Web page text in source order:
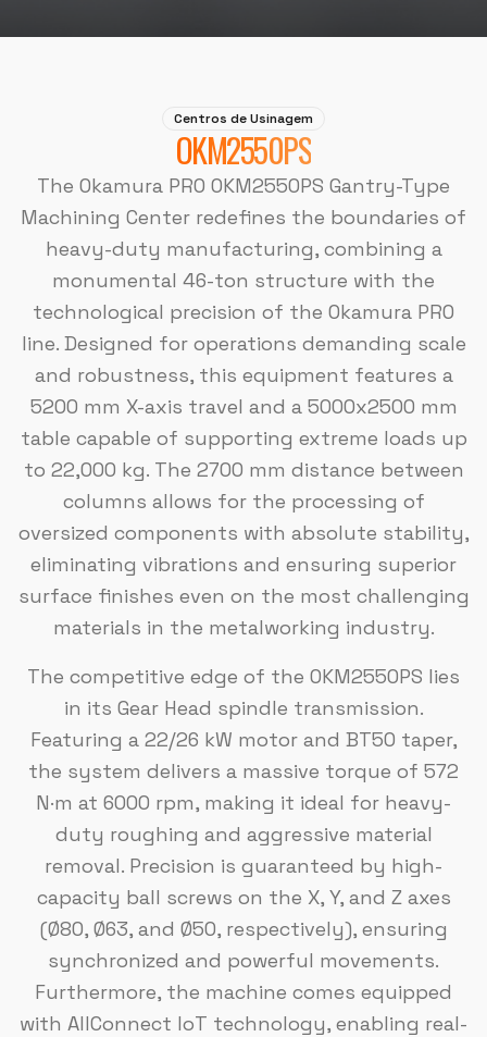
Centros de Usinagem
OKM2550PS
The Okamura PRO OKM2550PS Gantry-Type
Machining Center redefines the boundaries of
heavy-duty manufacturing, combining a
monumental 46-ton structure with the
technological precision of the Okamura PRO
line. Designed for operations demanding scale
and robustness, this equipment features a
5200 mm X-axis travel and a 5000x2500 mm
table capable of supporting extreme loads up
to 22,000 kg. The 2700 mm distance between
columns allows for the processing of
oversized components with absolute stability,
eliminating vibrations and ensuring superior
surface finishes even on the most challenging
materials in the metalworking industry.
The competitive edge of the OKM2550PS lies
in its Gear Head spindle transmission.
Featuring a 22/26 kW motor and BT50 taper,
the system delivers a massive torque of 572
N·m at 6000 rpm, making it ideal for heavy-
duty roughing and aggressive material
removal. Precision is guaranteed by high-
capacity ball screws on the X, Y, and Z axes
(Ø80, Ø63, and Ø50, respectively), ensuring
synchronized and powerful movements.
Furthermore, the machine comes equipped
with AllConnect IoT technology, enabling real-